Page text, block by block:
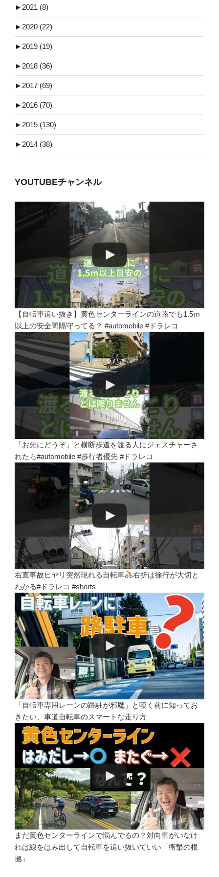
► 2021 (8)
► 2020 (22)
► 2019 (19)
► 2018 (36)
► 2017 (69)
► 2016 (70)
► 2015 (130)
► 2014 (38)
YOUTUBEチャンネル
【自転車追い抜き】黄色センターラインの道路でも1.5ｍ
以上の安全間隔守ってる？ #automobile #ドラレコ
「お先にどうぞ」と横断歩道を渡る人にジェスチャーさ
れたら#automobile #歩行者優先 #ドラレコ
右直事故ヒヤリ突然現れる自転車
右折は徐行が大切と
わかる#ドラレコ #shorts
「自転車専用レーンの路駐が邪魔」と嘆く前に知ってお
きたい、車道自転車のスマートな走り方
まだ黄色センターラインで悩んでるの？対向車がいなけ
れば線をはみ出して自転車を追い抜いていい「衝撃の根
拠」